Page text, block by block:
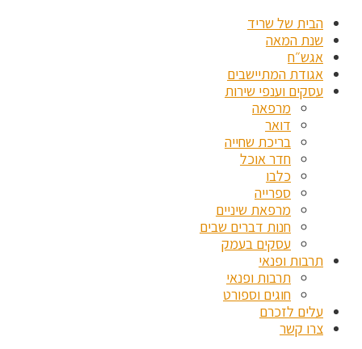
הבית של שריד
שנת המאה
אגש״ח
אגודת המתיישבים
עסקים וענפי שירות
מרפאה
דואר
בריכת שחייה
חדר אוכל
כלבו
ספרייה
מרפאת שיניים
חנות דברים שבים
עסקים בעמק
תרבות ופנאי
תרבות ופנאי
חוגים וספורט
עלים לזכרם
צרו קשר